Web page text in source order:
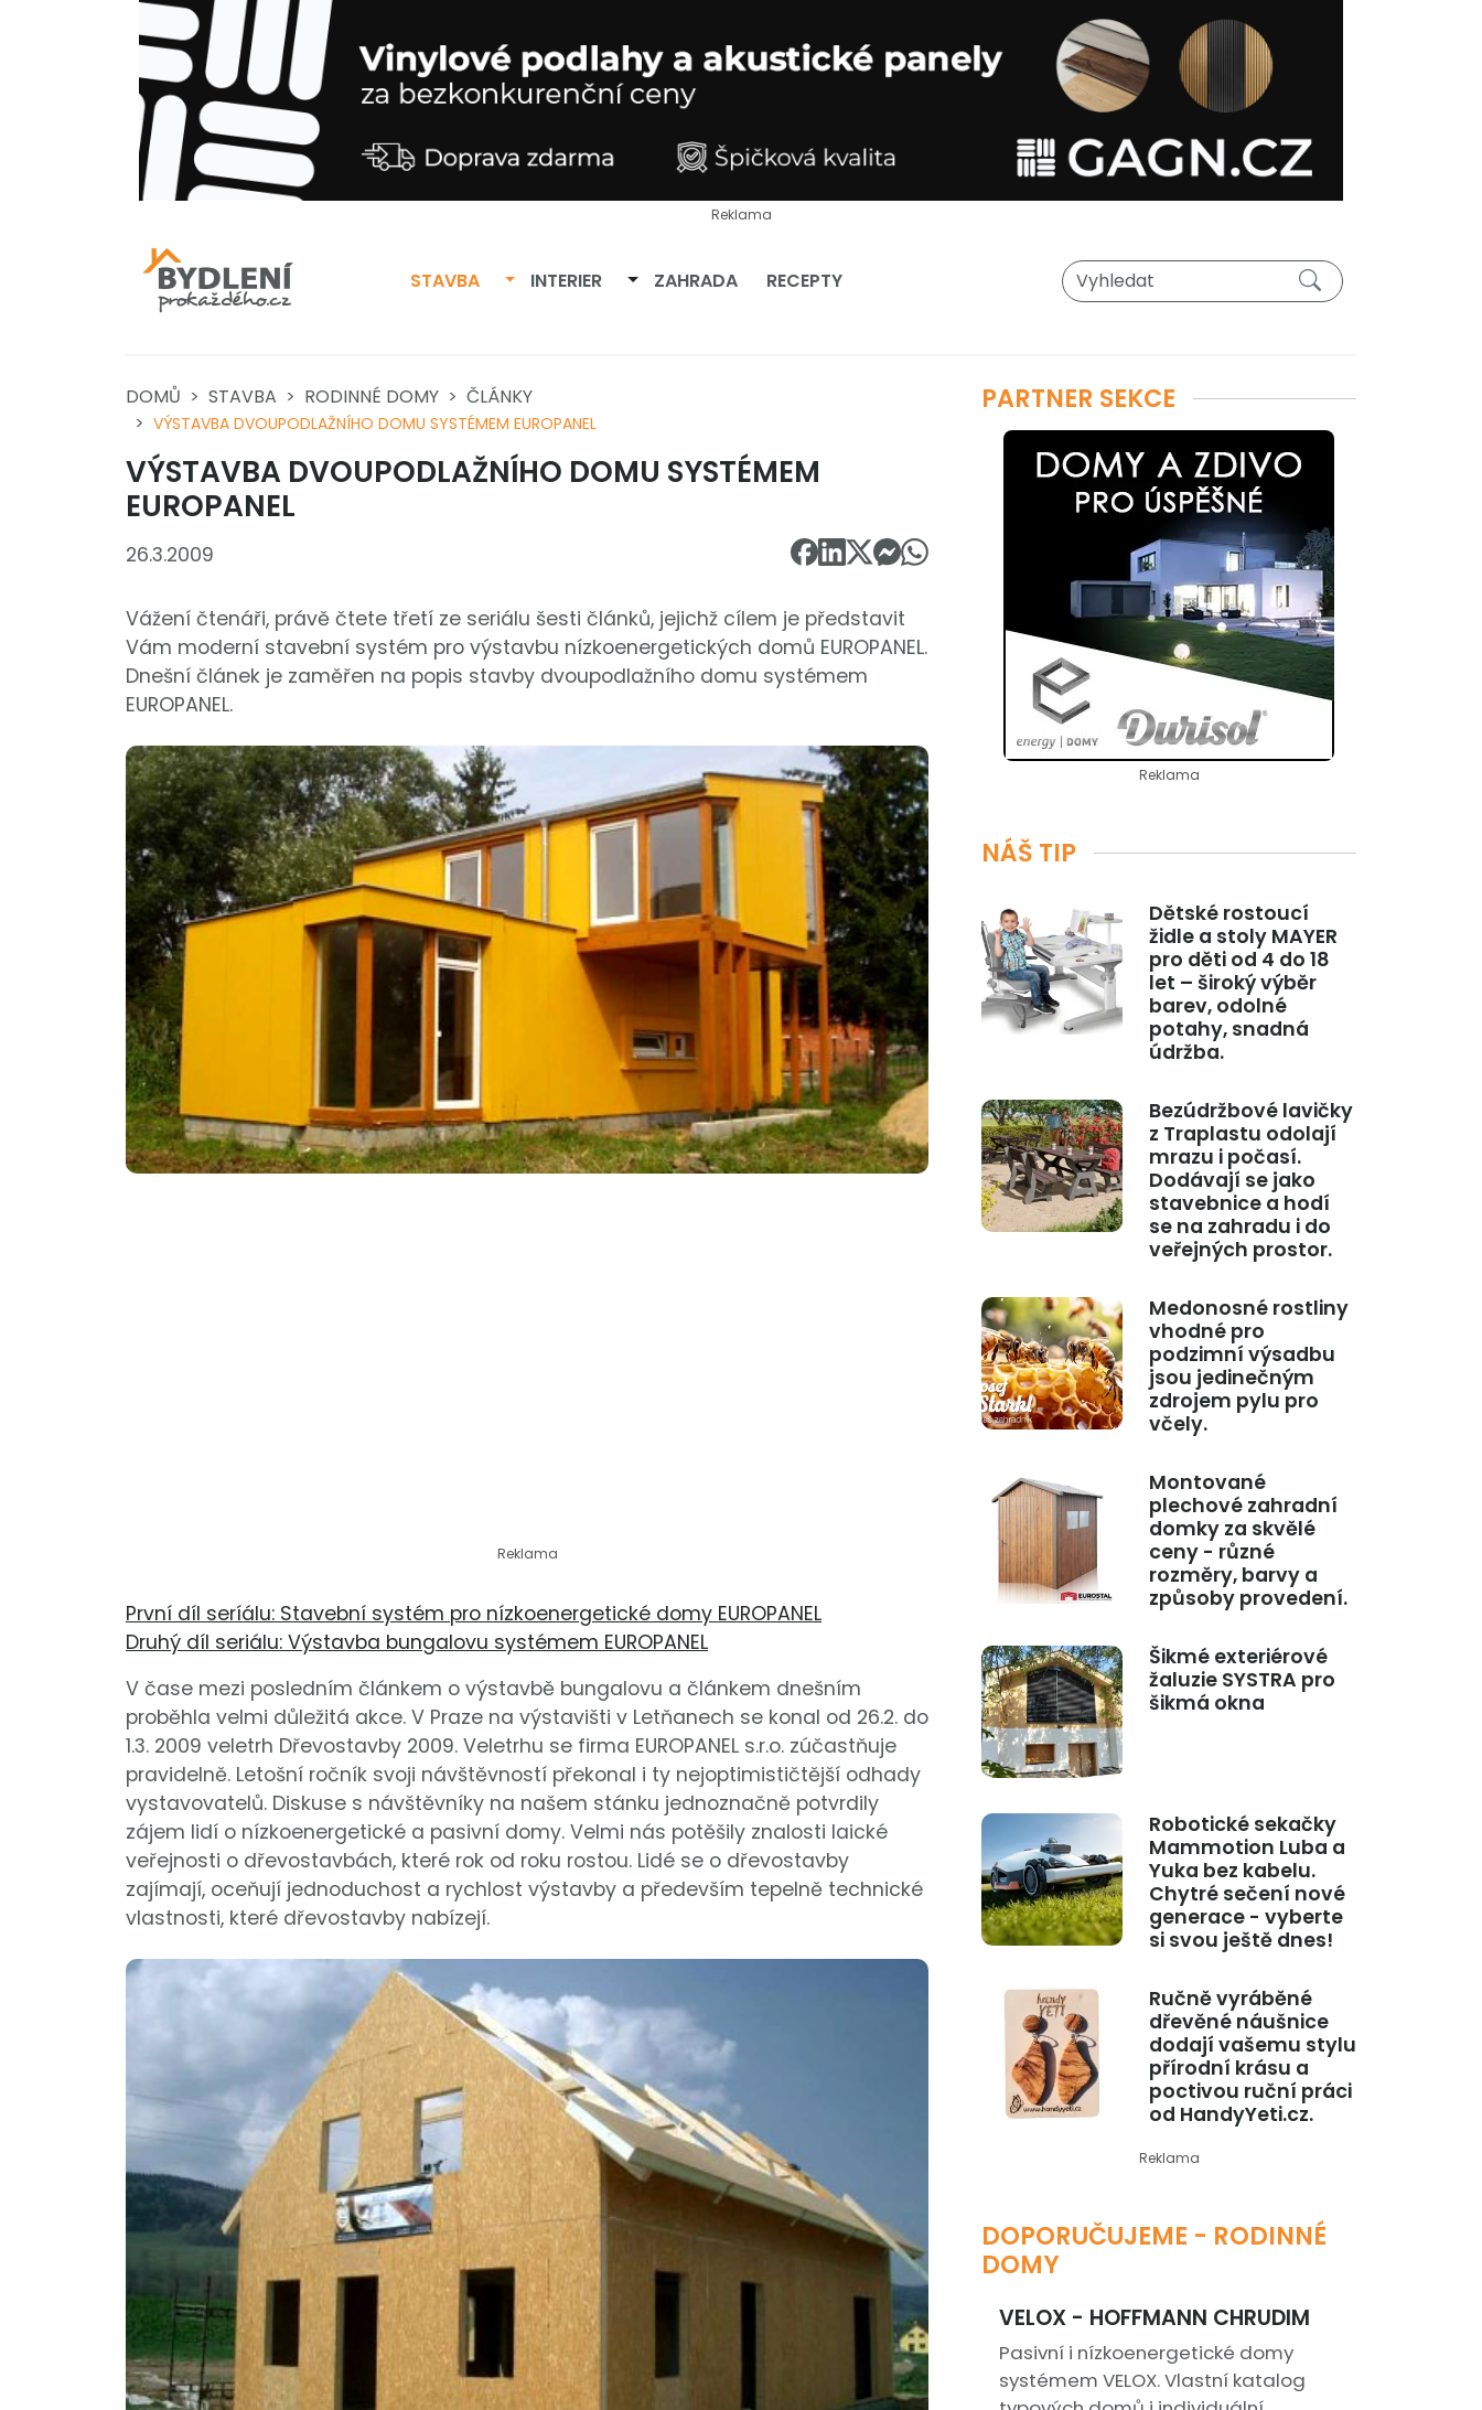
Reklama
STAVBA Přepnout dropdown
INTERIER Přepnout dropdown
ZAHRADA RECEPTY
DOMŮ STAVBA RODINNÉ DOMY ČLÁNKY
VÝSTAVBA DVOUPODLAŽNÍHO DOMU SYSTÉMEM EUROPANEL
VÝSTAVBA DVOUPODLAŽNÍHO DOMU SYSTÉMEM
EUROPANEL
26.3.2009
Vážení čtenáři, právě čtete třetí ze seriálu šesti článků, jejichž cílem je představit
Vám moderní stavební systém pro výstavbu nízkoenergetických domů EUROPANEL.
Dnešní článek je zaměřen na popis stavby dvoupodlažního domu systémem
EUROPANEL.
Reklama
První díl seríálu: Stavební systém pro nízkoenergetické domy EUROPANEL
Druhý díl seriálu: Výstavba bungalovu systémem EUROPANEL
V čase mezi posledním článkem o výstavbě bungalovu a článkem dnešním
proběhla velmi důležitá akce. V Praze na výstavišti v Letňanech se konal od 26.2. do
1.3. 2009 veletrh Dřevostavby 2009. Veletrhu se firma EUROPANEL s.r.o. zúčastňuje
pravidelně. Letošní ročník svoji návštěvností překonal i ty nejoptimističtější odhady
vystavovatelů. Diskuse s návštěvníky na našem stánku jednoznačně potvrdily
zájem lidí o nízkoenergetické a pasivní domy. Velmi nás potěšily znalosti laické
veřejnosti o dřevostavbách, které rok od roku rostou. Lidé se o dřevostavby
zajímají, oceňují jednoduchost a rychlost výstavby a především tepelně technické
vlastnosti, které dřevostavby nabízejí.
PARTNER SEKCE
Reklama
NÁŠ TIP
Dětské rostoucí
židle a stoly MAYER
pro děti od 4 do 18
let – široký výběr
barev, odolné
potahy, snadná
údržba.
Bezúdržbové lavičky
z Traplastu odolají
mrazu i počasí.
Dodávají se jako
stavebnice a hodí
se na zahradu i do
veřejných prostor.
Medonosné rostliny
vhodné pro
podzimní výsadbu
jsou jedinečným
zdrojem pylu pro
včely.
Montované
plechové zahradní
domky za skvělé
ceny - různé
rozměry, barvy a
způsoby provedení.
Šikmé exteriérové
žaluzie SYSTRA pro
šikmá okna
Robotické sekačky
Mammotion Luba a
Yuka bez kabelu.
Chytré sečení nové
generace - vyberte
si svou ještě dnes!
Ručně vyráběné
dřevěné náušnice
dodají vašemu stylu
přírodní krásu a
poctivou ruční práci
od HandyYeti.cz.
Reklama
DOPORUČUJEME - RODINNÉ
DOMY
VELOX - HOFFMANN CHRUDIM
Pasivní i nízkoenergetické domy
systémem VELOX. Vlastní katalog